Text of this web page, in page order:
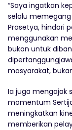
“Saya ingatkan
selalu
Prasetya, hindari
menggunakan
bukan untuk
masyarakat,
Ia juga mengajak
momentum
meningkatkan
memberikan